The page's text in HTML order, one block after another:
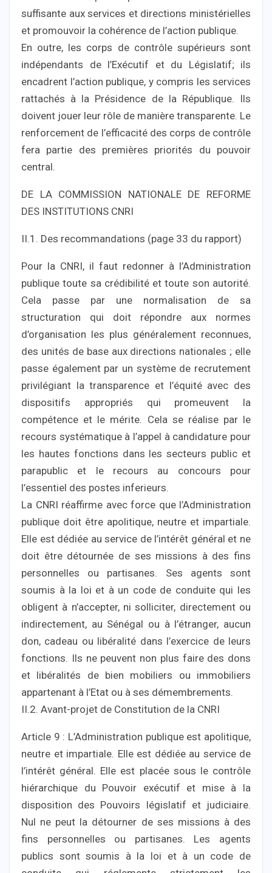
suffisante aux services et directions ministérielles
et promouvoir la cohérence de l’action publique.
En outre, les corps de contrôle supérieurs sont
indépendants de l’Exécutif et du Législatif; ils
encadrent l’action publique, y compris les services
rattachés à la Présidence de la République. Ils
doivent jouer leur rôle de manière transparente. Le
renforcement de l’efficacité des corps de contrôle
fera partie des premières priorités du pouvoir
central.
DE LA COMMISSION NATIONALE DE REFORME
DES INSTITUTIONS CNRI
II.1. Des recommandations (page 33 du rapport)
Pour la CNRI, il faut redonner à l’Administration
publique toute sa crédibilité et toute son autorité.
Cela passe par une normalisation de sa
structuration qui doit répondre aux normes
d’organisation les plus généralement reconnues,
des unités de base aux directions nationales ; elle
passe également par un système de recrutement
privilégiant la transparence et l’équité avec des
dispositifs appropriés qui promeuvent la
compétence et le mérite. Cela se réalise par le
recours systématique à l’appel à candidature pour
les hautes fonctions dans les secteurs public et
parapublic et le recours au concours pour
l’essentiel des postes inferieurs.
La CNRI réaffirme avec force que l’Administration
publique doit être apolitique, neutre et impartiale.
Elle est dédiée au service de l’intérêt général et ne
doit être détournée de ses missions à des fins
personnelles ou partisanes. Ses agents sont
soumis à la loi et à un code de conduite qui les
obligent à n’accepter, ni solliciter, directement ou
indirectement, au Sénégal ou à l’étranger, aucun
don, cadeau ou libéralité dans l’exercice de leurs
fonctions. Ils ne peuvent non plus faire des dons
et libéralités de bien mobiliers ou immobiliers
appartenant à l’Etat ou à ses démembrements.
II.2. Avant-projet de Constitution de la CNRI
Article 9 : L’Administration publique est apolitique,
neutre et impartiale. Elle est dédiée au service de
l’intérêt général. Elle est placée sous le contrôle
hiérarchique du Pouvoir exécutif et mise à la
disposition des Pouvoirs législatif et judiciaire.
Nul ne peut la détourner de ses missions à des
fins personnelles ou partisanes. Les agents
publics sont soumis à la loi et à un code de